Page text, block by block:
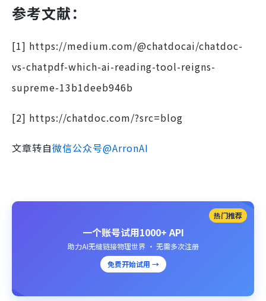
参考文献：
[1] https://medium.com/@chatdocai/chatdoc-
vs-chatpdf-which-ai-reading-tool-reigns-
supreme-13b1deeb946b
[2] https://chatdoc.com/?src=blog
文章转自微信公众号@ArronAI
热门推荐
一个账号试用1000+ API
助力AI无缝链接物理世界 · 无需多次注册
免费开始试用 →